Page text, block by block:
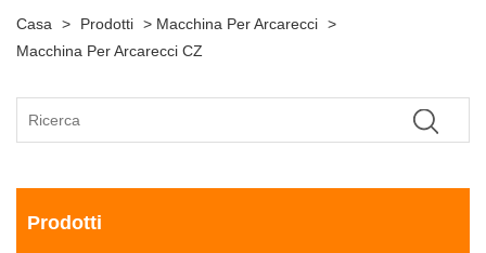
Casa > Prodotti > Macchina Per Arcarecci >
Macchina Per Arcarecci CZ
Prodotti